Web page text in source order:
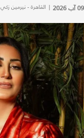
09 آب 2026 | القاهرة - نيرمين زكي